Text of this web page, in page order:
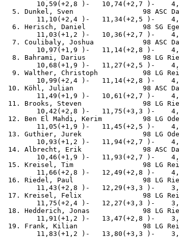
10,59(+2,8 )-   10,74(+2,7 )-
5. Dunkel, Sven                 98 ASC
11,10(+2,4 )-   11,34(+2,5 )-
6. Herisch, Daniel              98 SG
11,03(+1,2 )-   10,36(+2,7 )-
7. Coulibaly, Joshua            98 ASC
10,97(+1,9 )-   11,14(+2,8 )-
8. Bahrami, Darius              98 LG
10,68(+1,9 )-   11,27(+2,5 )-
9. Walther, Christoph           98 LG
10,99(+2,4 )-   11,14(+2,8 )-
10. Köhl, Julian                 98 ASC
11,49(+1,9 )-   10,61(+2,7 )-
11. Brooks, Steven               98 LG
10,42(+2,8 )-   11,75(+3,3 )-
12. Ben El Mahdi, Kerim          98 LG
11,05(+1,9 )-   11,45(+2,5 )-
13. Guthier, Jurek               98 LG
10,93(+1,2 )-   11,94(+2,7 )-
14. Albrecht, Erik               98 ASC
10,46(+1,9 )-   11,93(+2,7 )-
15. Kreisel, Tim                 98 LG
11,66(+2,8 )-   12,49(+2,8 )-
16. Riedel, Paul                 98 LG
11,43(+2,8 )-   12,29(+3,3 )-
17. Kreisel, Felix               98 LG
11,75(+2,4 )-   12,27(+3,3 )-
18. Hedderich, Jonas             98 LG
11,91(+1,2 )-   13,47(+2,8 )-
19. Frank, Kilian                98 LG
11,83(+1,2 )-   13,80(+3,3 )-